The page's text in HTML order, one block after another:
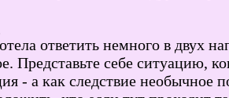
ответить немного в двух
Представьте себе ситуацию,
- а как следствие